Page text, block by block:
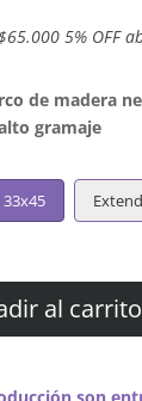
5% OFF
de madera
gramaje
al carrito